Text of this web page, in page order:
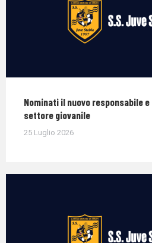
Nominati il nuovo responsabile
settore giovanile
25 Luglio 2026